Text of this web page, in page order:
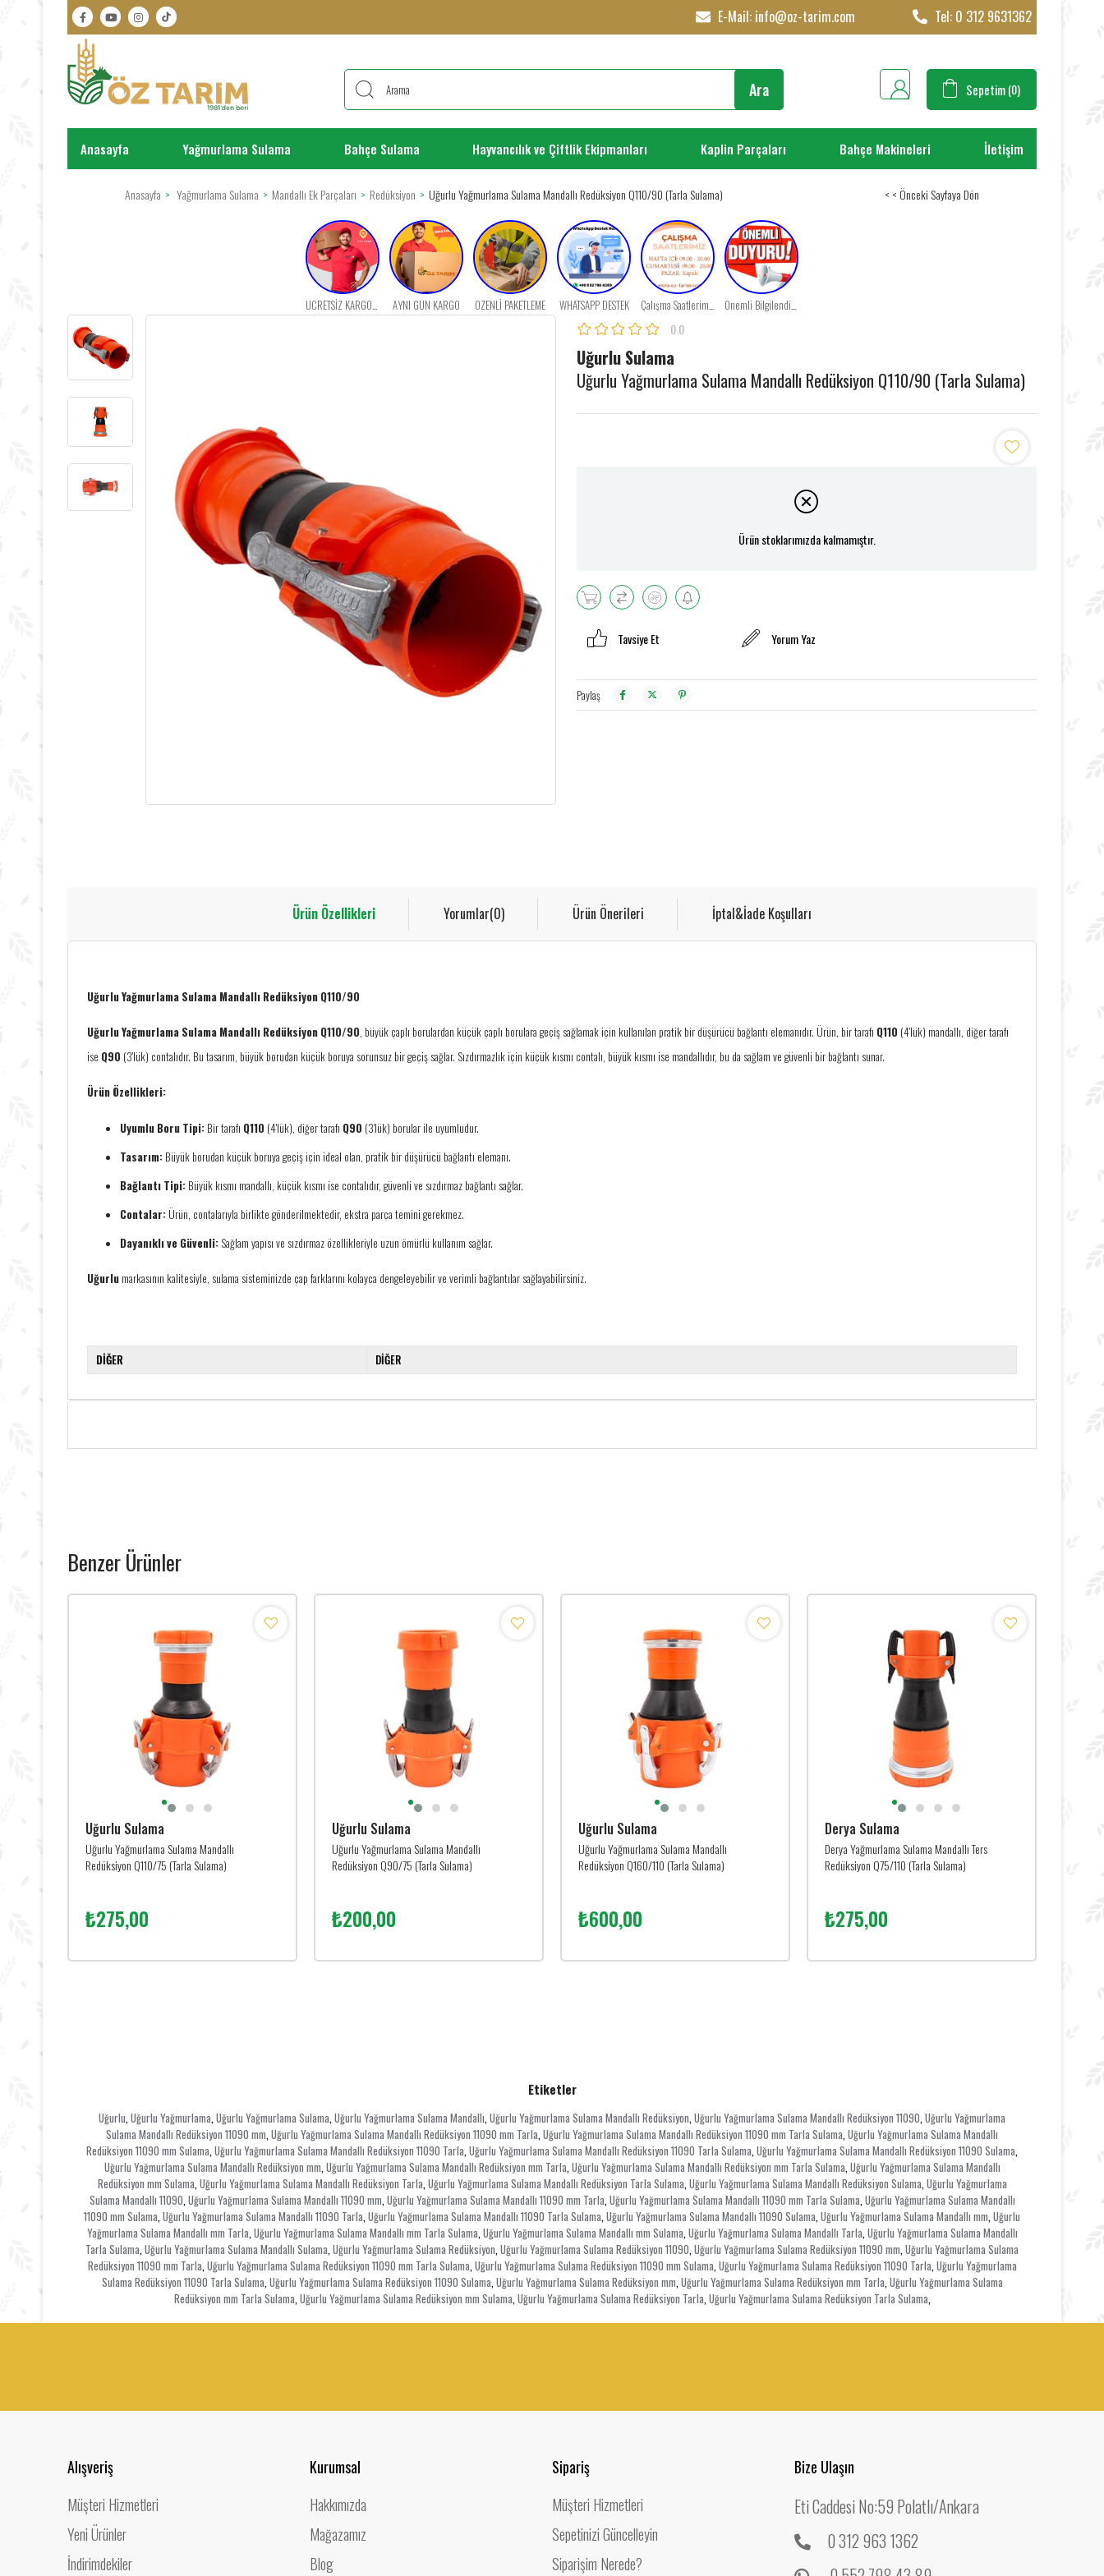
E-Mail: info@oz-tarim.com Tel: 0 312 9631362
Sepetim 0
Anasayfa Yağmurlama Sulama Bahçe Sulama Hayvancılık ve Çiftlik Ekipmanları Kaplin Parçaları Bahçe Makineleri İletişim
Anasayfa Yağmurlama Sulama Mandallı Ek Parçaları Redüksiyon Uğurlu Yağmurlama Sulama Mandallı Redüksiyon Q110/90 (Tarla Sulama) < < Önceki Sayfaya Dön
ÜCRETSİZ KARGO FIRSATI AYNI GÜN KARGO ÖZENLİ PAKETLEME WHATSAPP DESTEK Çalışma Saatlerimiz Önemli Bilgilendirme!
0.0
Uğurlu Sulama
Uğurlu Yağmurlama Sulama Mandallı Redüksiyon Q110/90 (Tarla Sulama)
Ürün stoklarımızda kalmamıştır.
Tavsiye Et Yorum Yaz
Paylaş
Ürün Özellikleri Yorumlar(0) Ürün Önerileri İptal&İade Koşulları
Uğurlu Yağmurlama Sulama Mandallı Redüksiyon Q110/90
Uğurlu Yağmurlama Sulama Mandallı Redüksiyon Q110/90, büyük çaplı borulardan küçük çaplı borulara geçiş sağlamak için kullanılan pratik bir düşürücü bağlantı elemanıdır. Ürün, bir tarafı Q110 (4'lük) mandallı, diğer tarafı
ise Q90 (3'lük) contalıdır. Bu tasarım, büyük borudan küçük boruya sorunsuz bir geçiş sağlar. Sızdırmazlık için küçük kısmı contalı, büyük kısmı ise mandallıdır, bu da sağlam ve güvenli bir bağlantı sunar.
Ürün Özellikleri:
Uyumlu Boru Tipi: Bir tarafı Q110 (4'lük), diğer tarafı Q90 (3'lük) borular ile uyumludur.
Tasarım: Büyük borudan küçük boruya geçiş için ideal olan, pratik bir düşürücü bağlantı elemanı.
Bağlantı Tipi: Büyük kısmı mandallı, küçük kısmı ise contalıdır, güvenli ve sızdırmaz bağlantı sağlar.
Contalar: Ürün, contalarıyla birlikte gönderilmektedir, ekstra parça temini gerekmez.
Dayanıklı ve Güvenli: Sağlam yapısı ve sızdırmaz özellikleriyle uzun ömürlü kullanım sağlar.
Uğurlu markasının kalitesiyle, sulama sisteminizde çap farklarını kolayca dengeleyebilir ve verimli bağlantılar sağlayabilirsiniz.
DİĞER DİĞER
Benzer Ürünler
Uğurlu Sulama
Uğurlu Yağmurlama Sulama Mandallı
Redüksiyon Q110/75 (Tarla Sulama)
₺275,00
Uğurlu Sulama
Uğurlu Yağmurlama Sulama Mandallı
Redüksiyon Q90/75 (Tarla Sulama)
₺200,00
Uğurlu Sulama
Uğurlu Yağmurlama Sulama Mandallı
Redüksiyon Q160/110 (Tarla Sulama)
₺600,00
Derya Sulama
Derya Yağmurlama Sulama Mandallı Ters
Redüksiyon Q75/110 (Tarla Sulama)
₺275,00
Etiketler
Uğurlu Uğurlu Yağmurlama Uğurlu Yağmurlama Sulama Uğurlu Yağmurlama Sulama Mandallı Uğurlu Yağmurlama Sulama Mandallı Redüksiyon Uğurlu Yağmurlama Sulama Mandallı Redüksiyon 11090 Uğurlu Yağmurlama
Sulama Mandallı Redüksiyon 11090 mm Uğurlu Yağmurlama Sulama Mandallı Redüksiyon 11090 mm Tarla Uğurlu Yağmurlama Sulama Mandallı Redüksiyon 11090 mm Tarla Sulama Uğurlu Yağmurlama Sulama Mandallı
Redüksiyon 11090 mm Sulama Uğurlu Yağmurlama Sulama Mandallı Redüksiyon 11090 Tarla Uğurlu Yağmurlama Sulama Mandallı Redüksiyon 11090 Tarla Sulama Uğurlu Yağmurlama Sulama Mandallı Redüksiyon 11090 Sulama
Uğurlu Yağmurlama Sulama Mandallı Redüksiyon mm Uğurlu Yağmurlama Sulama Mandallı Redüksiyon mm Tarla Uğurlu Yağmurlama Sulama Mandallı Redüksiyon mm Tarla Sulama Uğurlu Yağmurlama Sulama Mandallı
Redüksiyon mm Sulama Uğurlu Yağmurlama Sulama Mandallı Redüksiyon Tarla Uğurlu Yağmurlama Sulama Mandallı Redüksiyon Tarla Sulama Uğurlu Yağmurlama Sulama Mandallı Redüksiyon Sulama Uğurlu Yağmurlama
Sulama Mandallı 11090 Uğurlu Yağmurlama Sulama Mandallı 11090 mm Uğurlu Yağmurlama Sulama Mandallı 11090 mm Tarla Uğurlu Yağmurlama Sulama Mandallı 11090 mm Tarla Sulama Uğurlu Yağmurlama Sulama Mandallı
11090 mm Sulama Uğurlu Yağmurlama Sulama Mandallı 11090 Tarla Uğurlu Yağmurlama Sulama Mandallı 11090 Tarla Sulama Uğurlu Yağmurlama Sulama Mandallı 11090 Sulama Uğurlu Yağmurlama Sulama Mandallı mm Uğurlu
Yağmurlama Sulama Mandallı mm Tarla Uğurlu Yağmurlama Sulama Mandallı mm Tarla Sulama Uğurlu Yağmurlama Sulama Mandallı mm Sulama Uğurlu Yağmurlama Sulama Mandallı Tarla Uğurlu Yağmurlama Sulama Mandallı
Tarla Sulama Uğurlu Yağmurlama Sulama Mandallı Sulama Uğurlu Yağmurlama Sulama Redüksiyon Uğurlu Yağmurlama Sulama Redüksiyon 11090 Uğurlu Yağmurlama Sulama Redüksiyon 11090 mm Uğurlu Yağmurlama Sulama
Redüksiyon 11090 mm Tarla Uğurlu Yağmurlama Sulama Redüksiyon 11090 mm Tarla Sulama Uğurlu Yağmurlama Sulama Redüksiyon 11090 mm Sulama Uğurlu Yağmurlama Sulama Redüksiyon 11090 Tarla Uğurlu Yağmurlama
Sulama Redüksiyon 11090 Tarla Sulama Uğurlu Yağmurlama Sulama Redüksiyon 11090 Sulama Uğurlu Yağmurlama Sulama Redüksiyon mm Uğurlu Yağmurlama Sulama Redüksiyon mm Tarla Uğurlu Yağmurlama Sulama
Redüksiyon mm Tarla Sulama Uğurlu Yağmurlama Sulama Redüksiyon mm Sulama Uğurlu Yağmurlama Sulama Redüksiyon Tarla Uğurlu Yağmurlama Sulama Redüksiyon Tarla Sulama
Alışveriş
Müşteri Hizmetleri
Yeni Ürünler
İndirimdekiler
Kurumsal
Hakkımızda
Mağazamız
Blog
Sipariş
Müşteri Hizmetleri
Sepetinizi Güncelleyin
Siparişim Nerede?
Bize Ulaşın
Eti Caddesi No:59 Polatlı/Ankara
0 312 963 1362